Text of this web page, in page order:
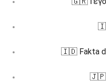
🇮🇩 Fakta
🇯🇵